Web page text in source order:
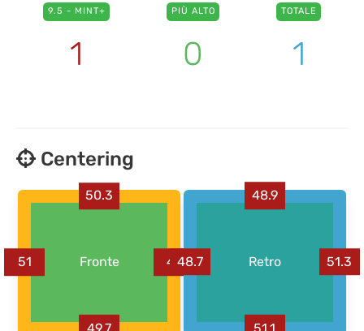
9.5 - MINT+
1
PIÙ ALTO
0
TOTALE
1
Centering
Fronte
51 49
50.3
Retro
48.7 51.3
48.9
51.1